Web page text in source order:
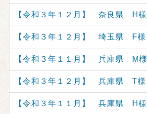
【令和３年１２月】 奈良県 H様
【令和３年１２月】 埼玉県 F様
【令和３年１１月】 兵庫県 M様
【令和３年１２月】 兵庫県 T様
【令和３年１１月】 兵庫県 H様